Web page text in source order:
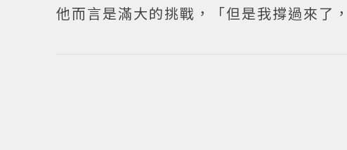
他而言是滿大的挑戰，「但是我撐過來了